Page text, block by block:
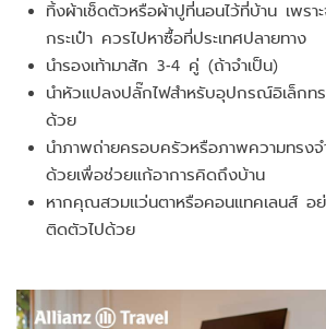
ทิ้งผ้าเช็ดตัวหรือผ้าปูที่นอนไว้ที่บ้าน เพราะ
กระเป๋า ควรไปหาซื้อที่ประเทศปลายทาง
นำรองเท้ามาสัก 3-4 คู่ (ถ้าจำเป็น)
นำหัวแปลงปลั๊กไฟสำหรับอุปกรณ์อิเล็ก
ด้วย
นำภาพถ่ายครอบครัวหรือภาพความทรง
ด้วยเพื่อช่วยแก้อาการคิดถึงบ้าน
หากคุณสวมแว่นตาหรือคอนแทคเลนส์ อย่
ติดตัวไปด้วย